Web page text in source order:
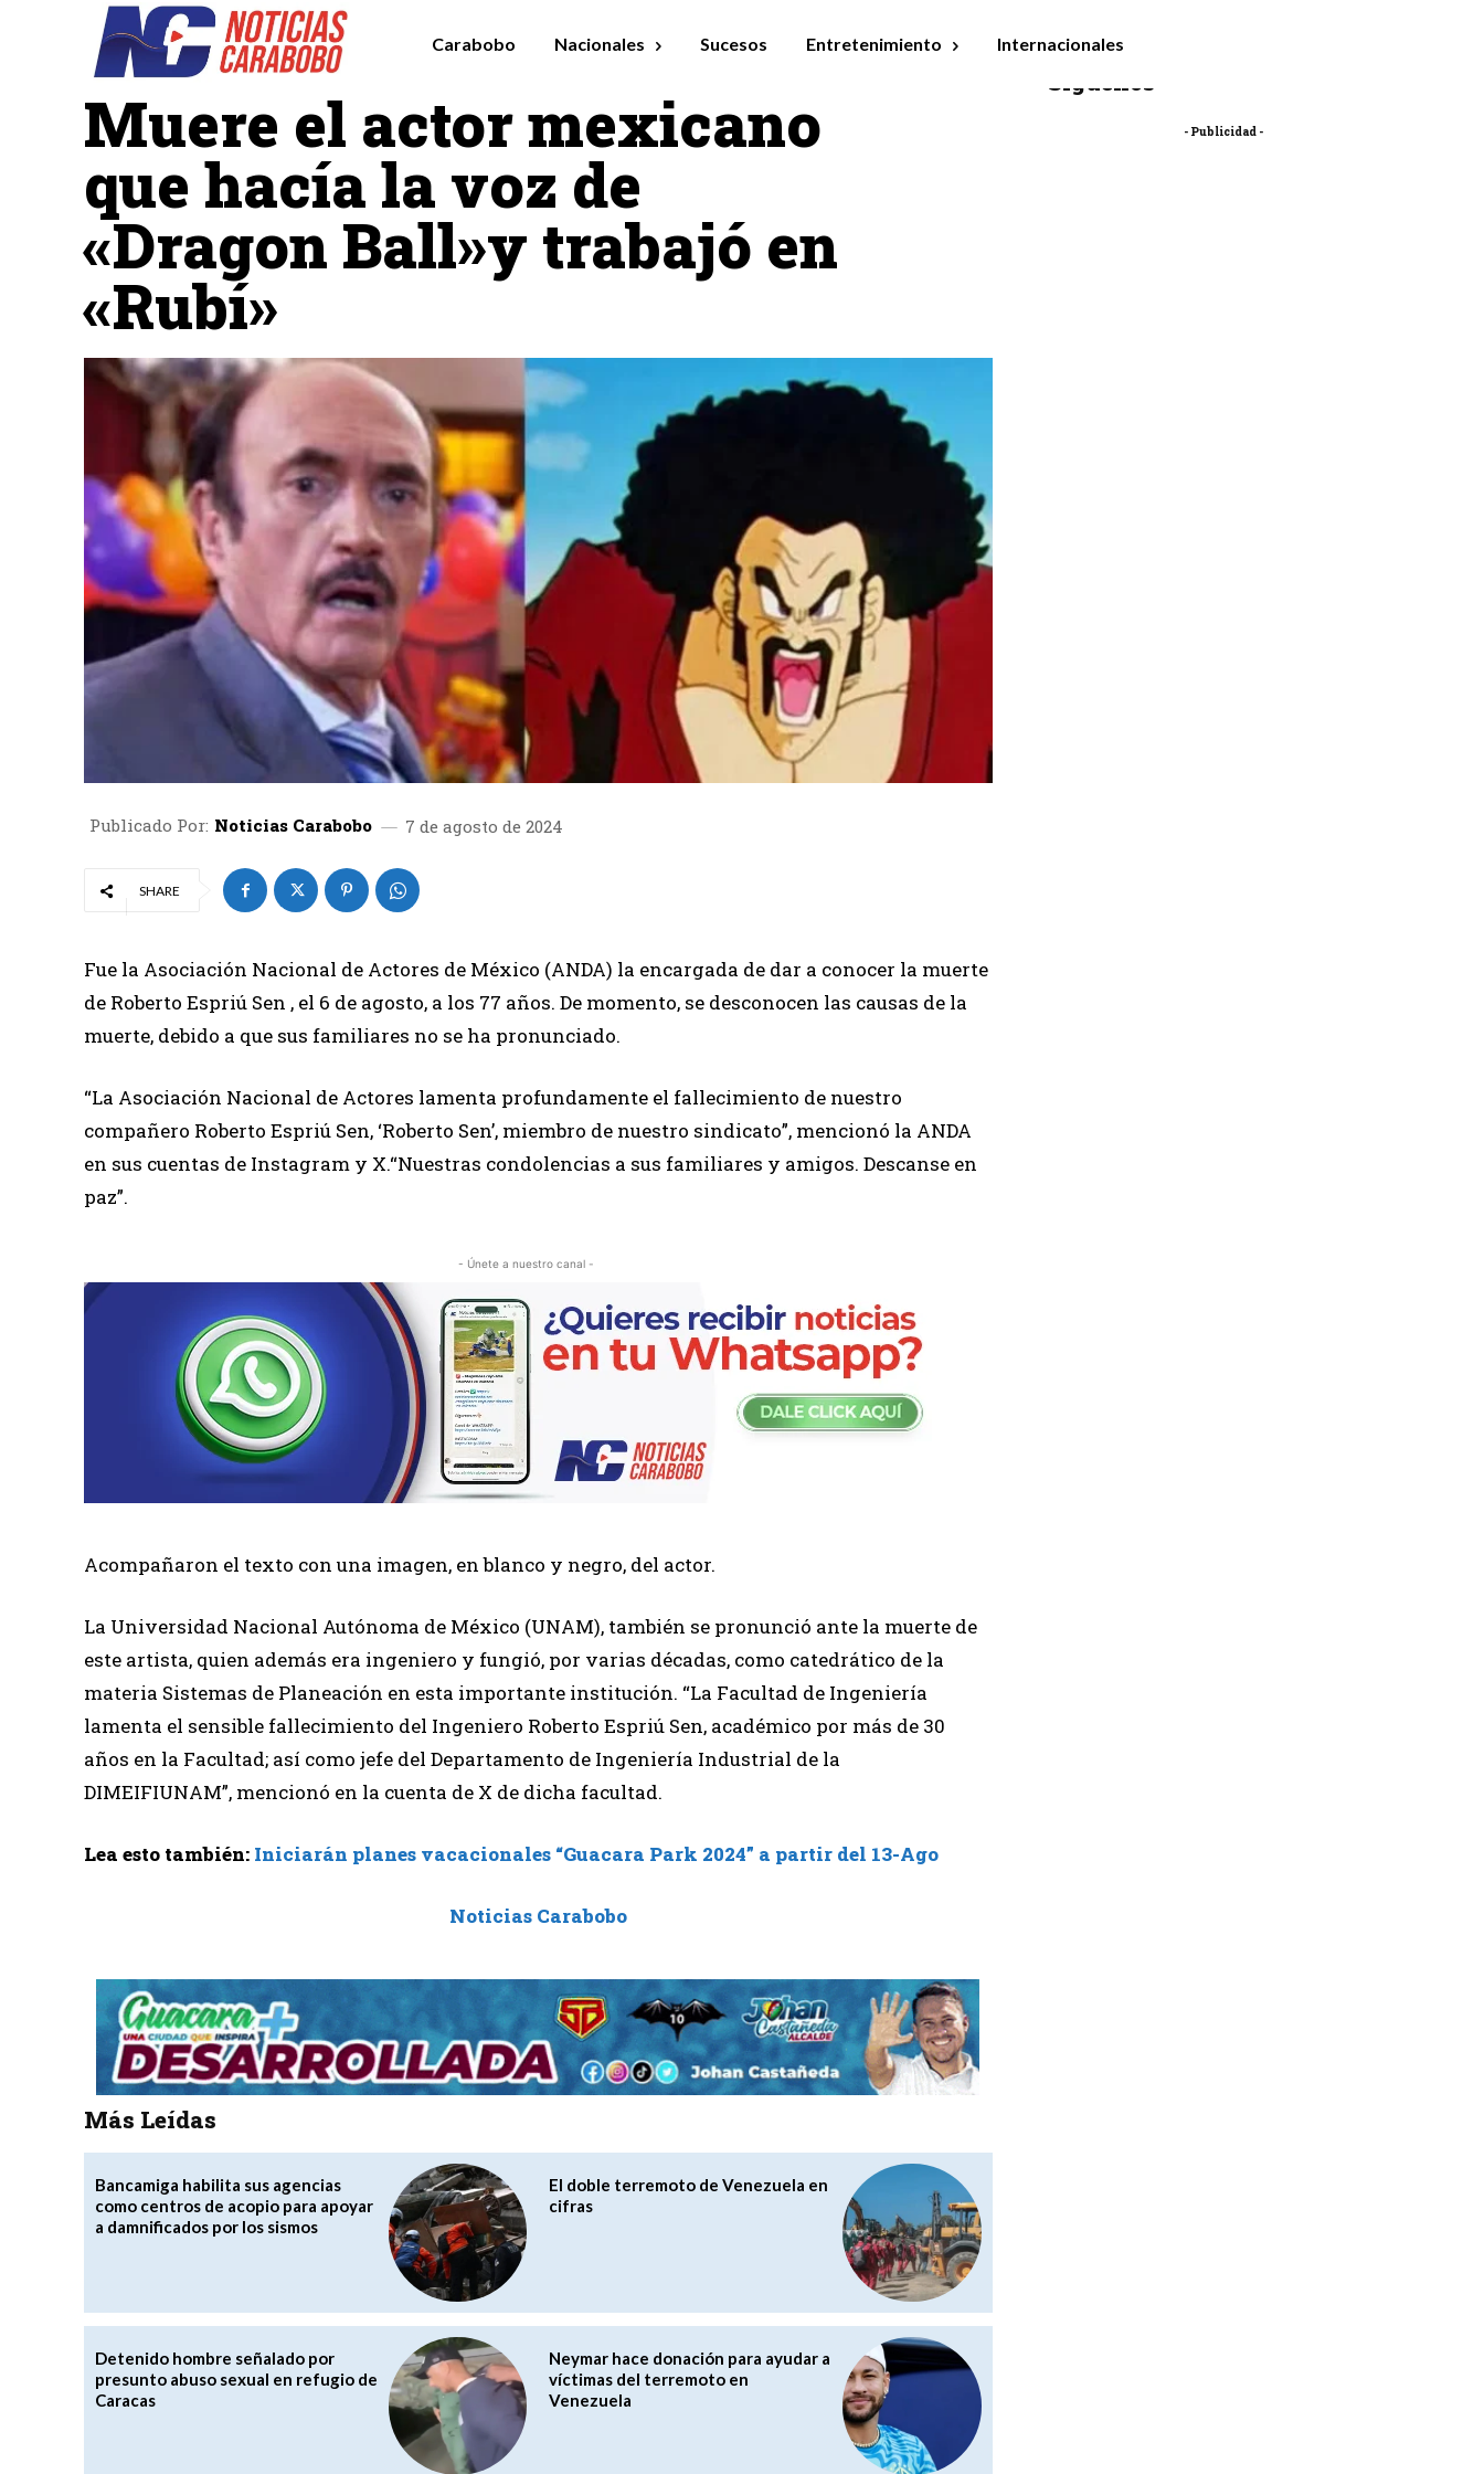
Carabobo Nacionales Sucesos Entretenimiento Internacionales
Farándula
Muere el actor mexicano
que hacía la voz de
«Dragon Ball»y trabajó en
«Rubí»
Publicado Por: Noticias Carabobo 7 de agosto de 2024
SHARE
Fue la Asociación Nacional de Actores de México (ANDA) la encargada de dar a conocer la muerte
de Roberto Espriú Sen , el 6 de agosto, a los 77 años. De momento, se desconocen las causas de la
muerte, debido a que sus familiares no se ha pronunciado.
“La Asociación Nacional de Actores lamenta profundamente el fallecimiento de nuestro
compañero Roberto Espriú Sen, ‘Roberto Sen’, miembro de nuestro sindicato”, mencionó la ANDA
en sus cuentas de Instagram y X.“Nuestras condolencias a sus familiares y amigos. Descanse en
paz”.
- Únete a nuestro canal -
Acompañaron el texto con una imagen, en blanco y negro, del actor.
La Universidad Nacional Autónoma de México (UNAM), también se pronunció ante la muerte de
este artista, quien además era ingeniero y fungió, por varias décadas, como catedrático de la
materia Sistemas de Planeación en esta importante institución. “La Facultad de Ingeniería
lamenta el sensible fallecimiento del Ingeniero Roberto Espriú Sen, académico por más de 30
años en la Facultad; así como jefe del Departamento de Ingeniería Industrial de la
DIMEIFIUNAM”, mencionó en la cuenta de X de dicha facultad.
Lea esto también: Iniciarán planes vacacionales “Guacara Park 2024” a partir del 13-Ago
Noticias Carabobo
Más Leídas
Bancamiga habilita sus agencias
como centros de acopio para apoyar
a damnificados por los sismos
El doble terremoto de Venezuela en
cifras
Detenido hombre señalado por
presunto abuso sexual en refugio de
Caracas
Neymar hace donación para ayudar a
víctimas del terremoto en
Venezuela
Síguenos
- Publicidad -